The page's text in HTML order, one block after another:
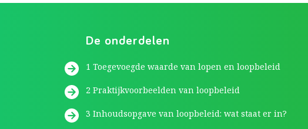
De onderdelen
1 Toegevoegde waarde van lopen en loopbeleid
2 Praktijkvoorbeelden van loopbeleid
3 Inhoudsopgave van loopbeleid: wat staat er in?